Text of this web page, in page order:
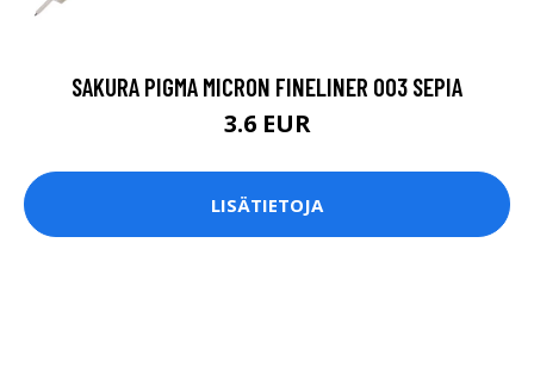
SAKURA PIGMA MICRON FINELINER 003 SEPIA
3.6 EUR
LISÄTIETOJA